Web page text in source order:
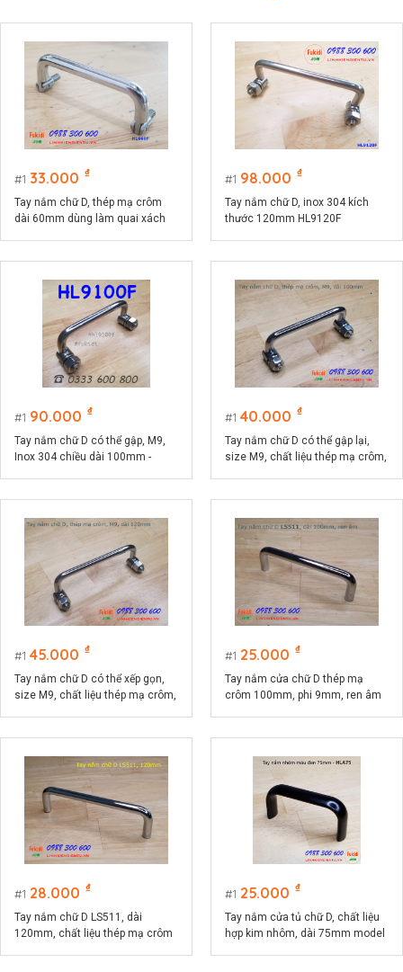
1 33.000 ₫
Tay nắm chữ D, thép mạ crôm
dài 60mm dùng làm quai xách
1 98.000 ₫
Tay nắm chữ D, inox 304 kích
thước 120mm HL9120F
1 90.000 ₫
Tay nắm chữ D có thể gập, M9,
Inox 304 chiều dài 100mm -
1 40.000 ₫
Tay nắm chữ D có thể gập lại,
size M9, chất liệu thép mạ crôm,
1 45.000 ₫
Tay nắm chữ D có thể xếp gọn,
size M9, chất liệu thép mạ crôm,
1 25.000 ₫
Tay nắm cửa chữ D thép mạ
crôm 100mm, phi 9mm, ren âm
1 28.000 ₫
Tay nắm chữ D LS511, dài
120mm, chất liệu thép mạ crôm
1 25.000 ₫
Tay nắm cửa tủ chữ D, chất liệu
hợp kim nhôm, dài 75mm model